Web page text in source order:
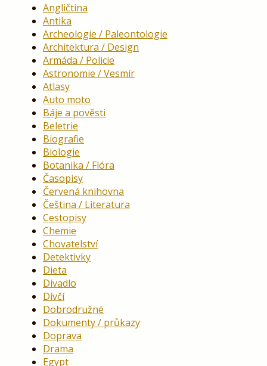
Angličtina
Antika
Archeologie / Paleontologie
Architektura / Design
Armáda / Policie
Astronomie / Vesmír
Atlasy
Auto moto
Báje a pověsti
Beletrie
Biografie
Biologie
Botanika / Flóra
Časopisy
Červená knihovna
Čeština / Literatura
Cestopisy
Chemie
Chovatelství
Detektivky
Dieta
Divadlo
Dívčí
Dobrodružné
Dokumenty / průkazy
Doprava
Drama
Egypt